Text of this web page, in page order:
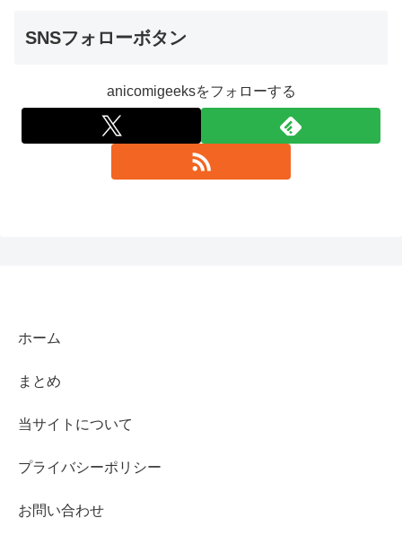
SNSフォローボタン
anicomigeeksをフォローする
ホーム
まとめ
当サイトについて
プライバシーポリシー
お問い合わせ